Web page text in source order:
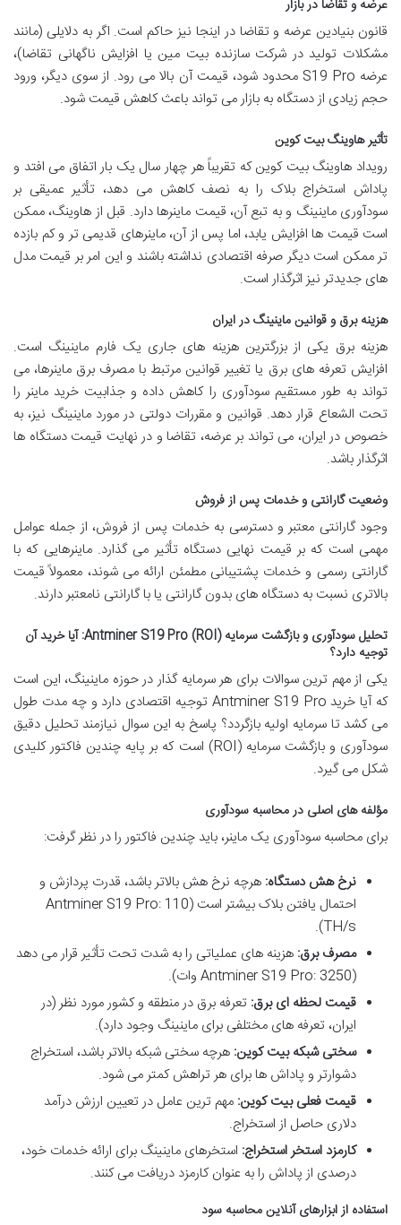
عرضه و تقاضا در بازار
قانون بنیادین عرضه و تقاضا در اینجا نیز حاکم است. اگر به دلایلی (مانند
مشکلات تولید در شرکت سازنده بیت مین یا افزایش ناگهانی تقاضا)،
عرضه S19 Pro محدود شود، قیمت آن بالا می رود. از سوی دیگر، ورود
حجم زیادی از دستگاه به بازار می تواند باعث کاهش قیمت شود.
تأثیر هاوینگ بیت کوین
رویداد هاوینگ بیت کوین که تقریباً هر چهار سال یک بار اتفاق می افتد و
پاداش استخراج بلاک را به نصف کاهش می دهد، تأثیر عمیقی بر
سودآوری ماینینگ و به تبع آن، قیمت ماینرها دارد. قبل از هاوینگ، ممکن
است قیمت ها افزایش یابد، اما پس از آن، ماینرهای قدیمی تر و کم بازده
تر ممکن است دیگر صرفه اقتصادی نداشته باشند و این امر بر قیمت مدل
های جدیدتر نیز اثرگذار است.
هزینه برق و قوانین ماینینگ در ایران
هزینه برق یکی از بزرگترین هزینه های جاری یک فارم ماینینگ است.
افزایش تعرفه های برق یا تغییر قوانین مرتبط با مصرف برق ماینرها، می
تواند به طور مستقیم سودآوری را کاهش داده و جذابیت خرید ماینر را
تحت الشعاع قرار دهد. قوانین و مقررات دولتی در مورد ماینینگ نیز، به
خصوص در ایران، می تواند بر عرضه، تقاضا و در نهایت قیمت دستگاه ها
اثرگذار باشد.
وضعیت گارانتی و خدمات پس از فروش
وجود گارانتی معتبر و دسترسی به خدمات پس از فروش، از جمله عوامل
مهمی است که بر قیمت نهایی دستگاه تأثیر می گذارد. ماینرهایی که با
گارانتی رسمی و خدمات پشتیبانی مطمئن ارائه می شوند، معمولاً قیمت
بالاتری نسبت به دستگاه های بدون گارانتی یا با گارانتی نامعتبر دارند.
تحلیل سودآوری و بازگشت سرمایه (ROI) Antminer S19 Pro: آیا خرید آن
توجیه دارد؟
یکی از مهم ترین سوالات برای هر سرمایه گذار در حوزه ماینینگ، این است
که آیا خرید Antminer S19 Pro توجیه اقتصادی دارد و چه مدت طول
می کشد تا سرمایه اولیه بازگردد؟ پاسخ به این سوال نیازمند تحلیل دقیق
سودآوری و بازگشت سرمایه (ROI) است که بر پایه چندین فاکتور کلیدی
شکل می گیرد.
مؤلفه های اصلی در محاسبه سودآوری
برای محاسبه سودآوری یک ماینر، باید چندین فاکتور را در نظر گرفت:
نرخ هش دستگاه: هرچه نرخ هش بالاتر باشد، قدرت پردازش و
احتمال یافتن بلاک بیشتر است (Antminer S19 Pro: 110
TH/s).
مصرف برق: هزینه های عملیاتی را به شدت تحت تأثیر قرار می دهد
(Antminer S19 Pro: 3250 وات).
قیمت لحظه ای برق: تعرفه برق در منطقه و کشور مورد نظر (در
ایران، تعرفه های مختلفی برای ماینینگ وجود دارد).
سختی شبکه بیت کوین: هرچه سختی شبکه بالاتر باشد، استخراج
دشوارتر و پاداش ها برای هر تراهش کمتر می شود.
قیمت فعلی بیت کوین: مهم ترین عامل در تعیین ارزش درآمد
دلاری حاصل از استخراج.
کارمزد استخر استخراج: استخرهای ماینینگ برای ارائه خدمات خود،
درصدی از پاداش را به عنوان کارمزد دریافت می کنند.
استفاده از ابزارهای آنلاین محاسبه سود